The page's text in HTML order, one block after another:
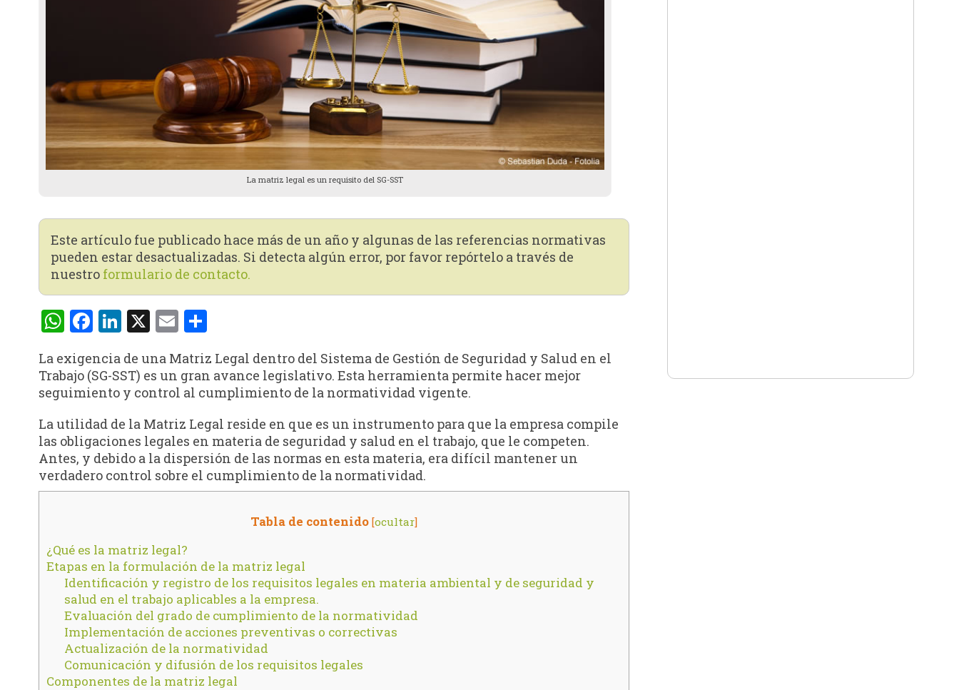
La matriz legal es un requisito del SG-SST
Este artículo fue publicado hace más de un año y algunas de las referencias normativas
pueden estar desactualizadas. Si detecta algún error, por favor repórtelo a través de
nuestro formulario de contacto.
WhatsApp
Facebook
LinkedIn
X EmailCompartir
La exigencia de una Matriz Legal dentro del Sistema de Gestión de Seguridad y Salud en el
Trabajo (SG-SST) es un gran avance legislativo. Esta herramienta permite hacer mejor
seguimiento y control al cumplimiento de la normatividad vigente.
La utilidad de la Matriz Legal reside en que es un instrumento para que la empresa compile
las obligaciones legales en materia de seguridad y salud en el trabajo, que le competen.
Antes, y debido a la dispersión de las normas en esta materia, era difícil mantener un
verdadero control sobre el cumplimiento de la normatividad.
Tabla de contenido [ocultar]
¿Qué es la matriz legal?
Etapas en la formulación de la matriz legal
Identificación y registro de los requisitos legales en materia ambiental y de seguridad y
salud en el trabajo aplicables a la empresa.
Evaluación del grado de cumplimiento de la normatividad
Implementación de acciones preventivas o correctivas
Actualización de la normatividad
Comunicación y difusión de los requisitos legales
Componentes de la matriz legal